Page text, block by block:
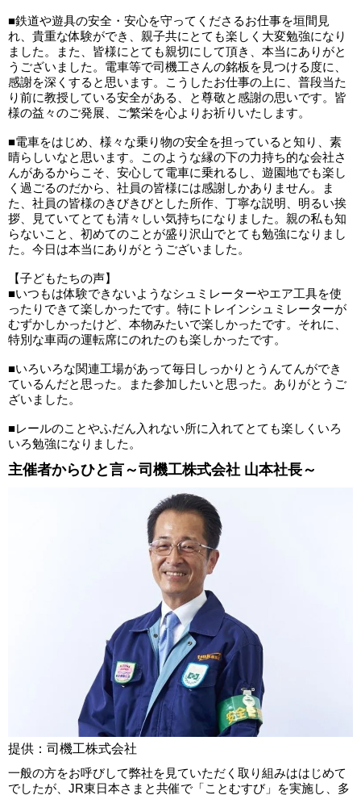
■鉄道や遊具の安全・安心を守ってくださるお仕事を垣間見
れ、貴重な体験ができ、親子共にとても楽しく大変勉強になり
ました。また、皆様にとても親切にして頂き、本当にありがと
うございました。電車等で司機工さんの銘板を見つける度に、
感謝を深くすると思います。こうしたお仕事の上に、普段当た
り前に教授している安全がある、と尊敬と感謝の思いです。皆
様の益々のご発展、ご繁栄を心よりお祈りいたします。
■電車をはじめ、様々な乗り物の安全を担っていると知り、素
晴らしいなと思います。このような縁の下の力持ち的な会社さ
んがあるからこそ、安心して電車に乗れるし、遊園地でも楽し
く過ごるのだから、社員の皆様には感謝しかありません。ま
た、社員の皆様のきびきびとした所作、丁寧な説明、明るい挨
拶、見ていてとても清々しい気持ちになりました。親の私も知
らないこと、初めてのことが盛り沢山でとても勉強になりまし
た。今日は本当にありがとうございました。
【子どもたちの声】
■いつもは体験できないようなシュミレーターやエア工具を使
ったりできて楽しかったです。特にトレインシュミレーターが
むずかしかったけど、本物みたいで楽しかったです。それに、
特別な車両の運転席にのれたのも楽しかったです。
■いろいろな関連工場があって毎日しっかりとうんてんができ
ているんだと思った。また参加したいと思った。ありがとうご
ざいました。
■レールのことやふだん入れない所に入れてとても楽しくいろ
いろ勉強になりました。
主催者からひと言～司機工株式会社 山本社長～
提供：司機工株式会社
一般の方をお呼びして弊社を見ていただく取り組みははじめて
でしたが、JR東日本さまと共催で「ことむすび」を実施し、多